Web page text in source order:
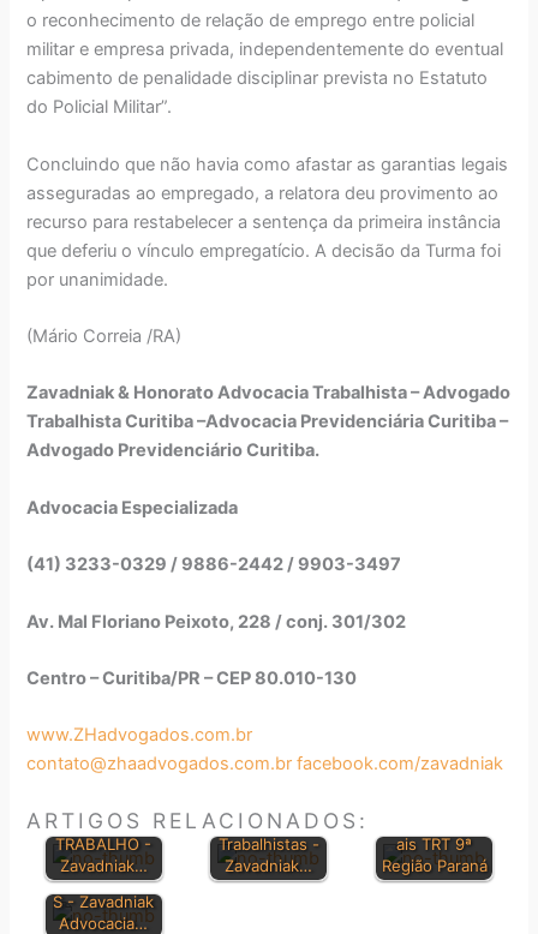
o reconhecimento de relação de emprego entre policial
militar e empresa privada, independentemente do eventual
cabimento de penalidade disciplinar prevista no Estatuto
do Policial Militar”.
Concluindo que não havia como afastar as garantias legais
asseguradas ao empregado, a relatora deu provimento ao
recurso para restabelecer a sentença da primeira instância
que deferiu o vínculo empregatício. A decisão da Turma foi
por unanimidade.
(Mário Correia /RA)
Zavadniak & Honorato Advocacia Trabalhista – Advogado
Trabalhista Curitiba –Advocacia Previdenciária Curitiba –
Advogado Previdenciário Curitiba.
Advocacia Especializada
(41) 3233-0329 / 9886-2442 / 9903-3497
Av. Mal Floriano Peixoto, 228 / conj. 301/302
Centro – Curitiba/PR – CEP 80.010-130
www.ZHadvogados.com.br
contato@zhaadvogados.com.br facebook.com/zavadniak
ARTIGOS RELACIONADOS:
CONSOLIDAÇ
DO
TRABALHO -
Zavadniak…
Direitos
Trabalhistas -
Zavadniak…
ais TRT 9ª
Região Paraná
PRINCIPAIS
LEIS
TRABALHISTA
S - Zavadniak
Advocacia…